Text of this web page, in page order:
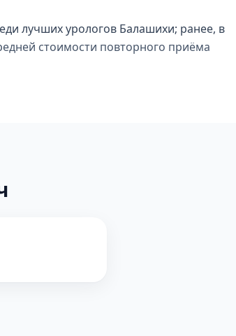
лучших урологов Балашихи; ранее, в
стоимости повторного приёма